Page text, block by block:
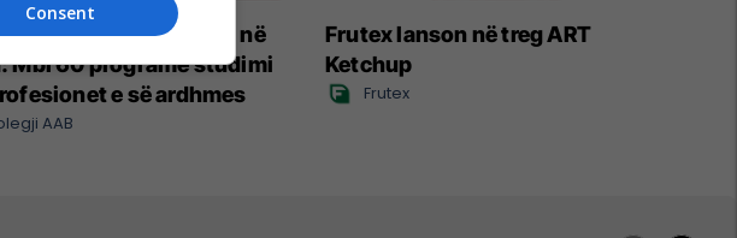
arsimin privat në
Mbi 60 programe studimi
e së ardhmes
AAB
Frutex lanson në treg ART
Ketchup
Frutex
Consent